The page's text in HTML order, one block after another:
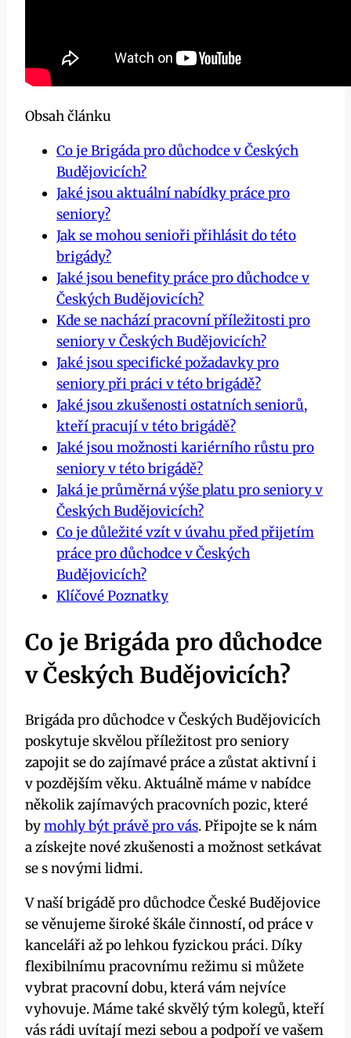
Obsah článku
Co je Brigáda pro důchodce v Českých
Budějovicích?
Jaké jsou aktuální nabídky práce pro
seniory?
Jak se mohou senioři přihlásit do této
brigády?
Jaké jsou benefity práce pro důchodce v
Českých Budějovicích?
Kde se nachází pracovní příležitosti pro
seniory v Českých Budějovicích?
Jaké jsou specifické požadavky pro
seniory při práci v této brigádě?
Jaké jsou zkušenosti ostatních seniorů,
kteří pracují v této brigádě?
Jaké jsou možnosti kariérního růstu pro
seniory v této brigádě?
Jaká je průměrná výše platu pro seniory v
Českých Budějovicích?
Co je důležité vzít v úvahu před přijetím
práce pro důchodce v Českých
Budějovicích?
Klíčové Poznatky
Co je Brigáda pro důchodce
v Českých Budějovicích?
Brigáda pro důchodce v Českých Budějovicích
poskytuje skvělou příležitost pro seniory
zapojit se do zajímavé práce a zůstat aktivní i
v pozdějším věku. Aktuálně máme v nabídce
několik zajímavých pracovních pozic, které
bymohly být právě pro vás. Připojte se k nám
a získejte nové zkušenosti a možnost setkávat
se s novými lidmi.
V naší brigádě pro důchodce České Budějovice
se věnujeme široké škále činností, od práce v
kanceláři až po lehkou fyzickou práci. Díky
flexibilnímu pracovnímu režimu si můžete
vybrat pracovní dobu, která vám nejvíce
vyhovuje. Máme také skvělý tým kolegů, kteří
vás rádi uvítají mezi sebou a podpoří ve vašem